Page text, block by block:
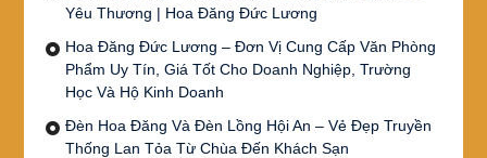
Yêu Thương | Hoa Đăng Đức Lương
Hoa Đăng Đức Lương – Đơn Vị Cung Cấp Văn Phòng
Phẩm Uy Tín, Giá Tốt Cho Doanh Nghiệp, Trường
Học Và Hộ Kinh Doanh
Đèn Hoa Đăng Và Đèn Lồng Hội An – Vẻ Đẹp Truyền
Thống Lan Tỏa Từ Chùa Đến Khách Sạn